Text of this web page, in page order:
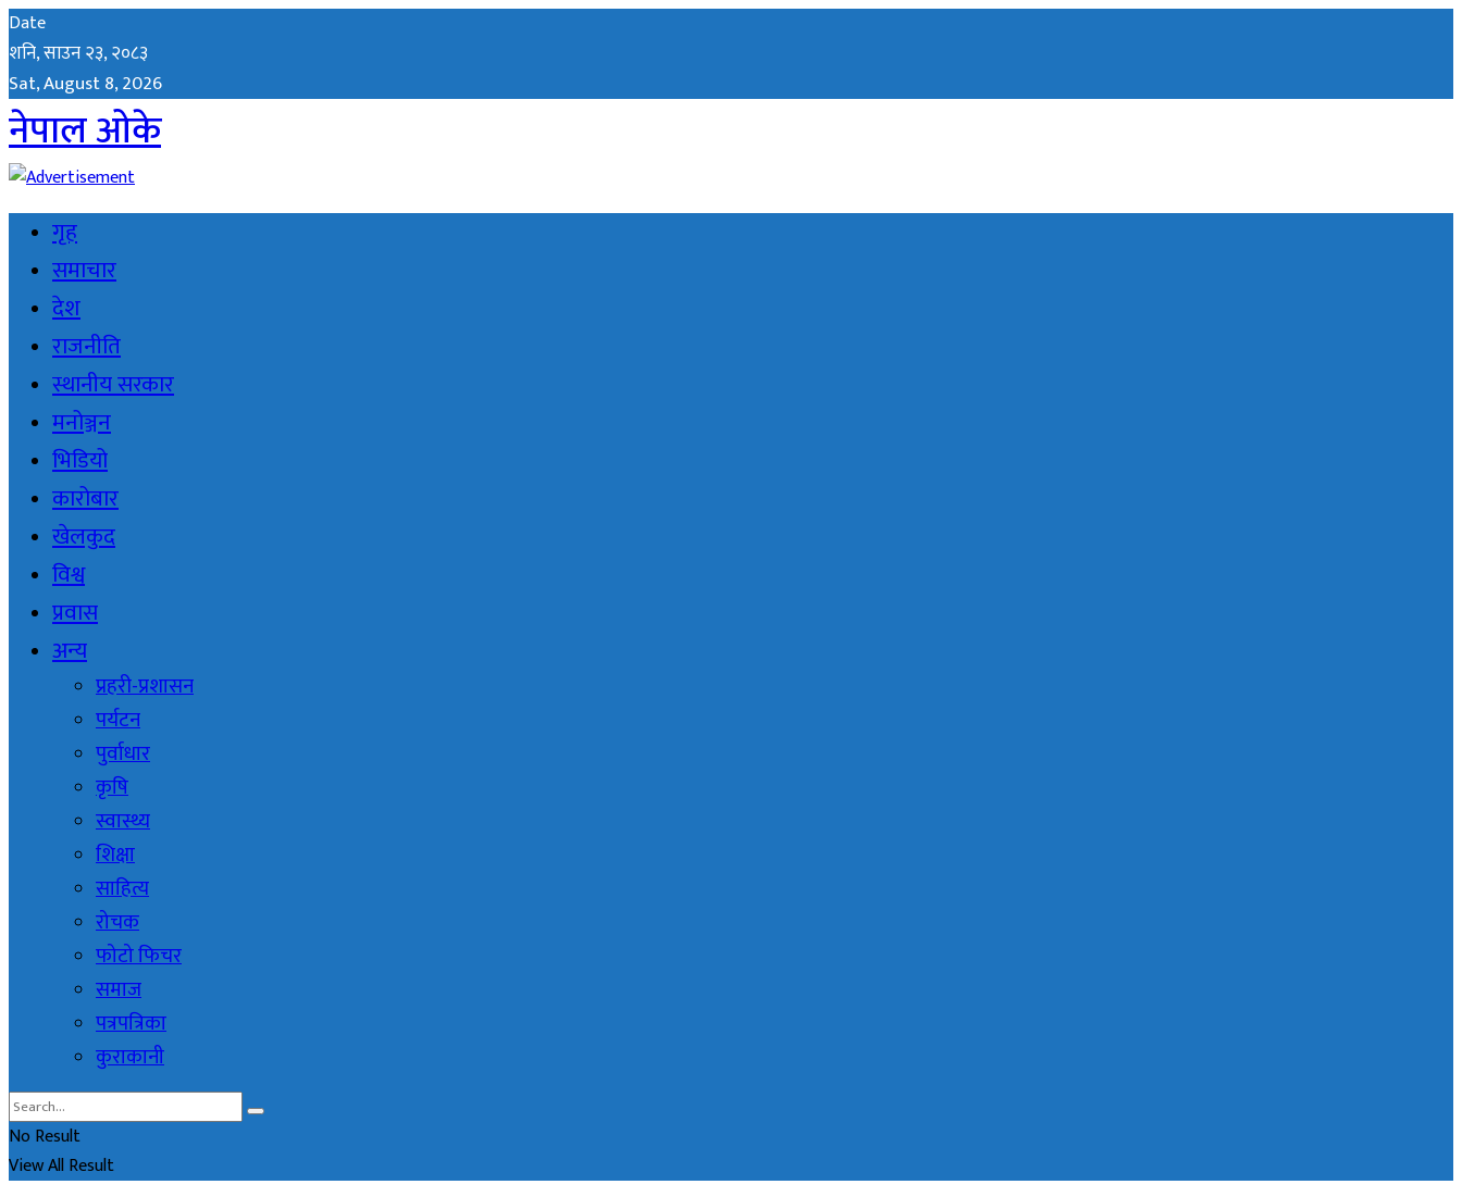
Date
शनि, साउन २३, २०८३
Sat, August 8, 2026
नेपाल ओके
गृह
समाचार
देश
राजनीति
स्थानीय सरकार
मनोञ्जन
भिडियो
कारोबार
खेलकुद
विश्व
प्रवास
अन्य
प्रहरी-प्रशासन
पर्यटन
पुर्वाधार
कृषि
स्वास्थ्य
शिक्षा
साहित्य
रोचक
फोटो फिचर
समाज
पत्रपत्रिका
कुराकानी
No Result
View All Result